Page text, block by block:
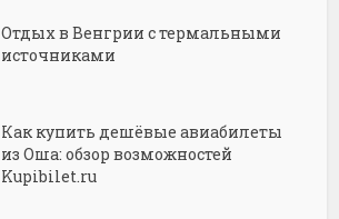
Отдых в Венгрии с термальными
источниками
Как купить дешёвые авиабилеты
из Оша: обзор возможностей
Kupibilet.ru